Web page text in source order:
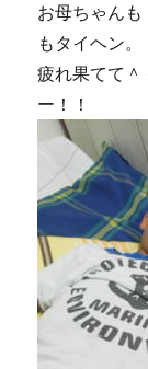
お母ちゃん
もタイヘン。
疲れ果てて
ー！！